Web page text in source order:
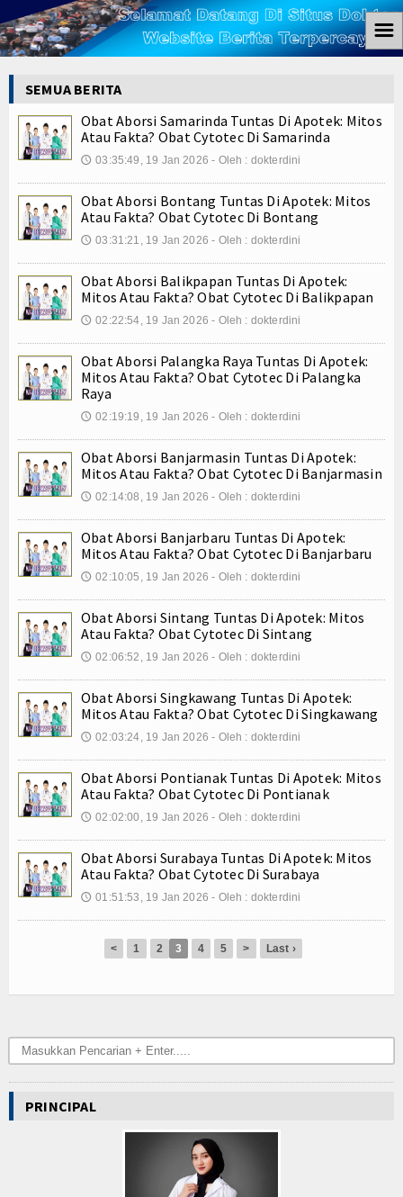
Ham
Koruptor
Ekonomi
Politik
Hukum
Tutorial
Internasional
Teknologi
Koleksi Video
Album Foto
E-Learning
Agenda
Data Alumni
Konsultasi
Lainnya
Kesehatan
Kuliner
Luar Negeri
Hubungi Kami
☰
SEMUA BERITA
Obat Aborsi Samarinda Tuntas Di Apotek: Mitos
Atau Fakta? Obat Cytotec Di Samarinda
🕔 03:35:49, 19 Jan 2026 - Oleh : dokterdini
Obat Aborsi Bontang Tuntas Di Apotek: Mitos
Atau Fakta? Obat Cytotec Di Bontang
🕔 03:31:21, 19 Jan 2026 - Oleh : dokterdini
Obat Aborsi Balikpapan Tuntas Di Apotek:
Mitos Atau Fakta? Obat Cytotec Di Balikpapan
🕔 02:22:54, 19 Jan 2026 - Oleh : dokterdini
Obat Aborsi Palangka Raya Tuntas Di Apotek:
Mitos Atau Fakta? Obat Cytotec Di Palangka
Raya
🕔 02:19:19, 19 Jan 2026 - Oleh : dokterdini
Obat Aborsi Banjarmasin Tuntas Di Apotek:
Mitos Atau Fakta? Obat Cytotec Di Banjarmasin
🕔 02:14:08, 19 Jan 2026 - Oleh : dokterdini
Obat Aborsi Banjarbaru Tuntas Di Apotek:
Mitos Atau Fakta? Obat Cytotec Di Banjarbaru
🕔 02:10:05, 19 Jan 2026 - Oleh : dokterdini
Obat Aborsi Sintang Tuntas Di Apotek: Mitos
Atau Fakta? Obat Cytotec Di Sintang
🕔 02:06:52, 19 Jan 2026 - Oleh : dokterdini
Obat Aborsi Singkawang Tuntas Di Apotek:
Mitos Atau Fakta? Obat Cytotec Di Singkawang
🕔 02:03:24, 19 Jan 2026 - Oleh : dokterdini
Obat Aborsi Pontianak Tuntas Di Apotek: Mitos
Atau Fakta? Obat Cytotec Di Pontianak
🕔 02:02:00, 19 Jan 2026 - Oleh : dokterdini
Obat Aborsi Surabaya Tuntas Di Apotek: Mitos
Atau Fakta? Obat Cytotec Di Surabaya
🕔 01:51:53, 19 Jan 2026 - Oleh : dokterdini
< 1 2 3 4 5 > Last ›
PRINCIPAL